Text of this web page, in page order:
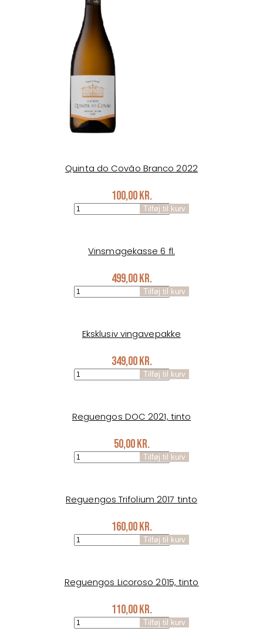
antal
Quinta do Covão Branco 2022
100,00kr.
Quinta
do
2022
Tilføj til kurv
Vinsmagekasse 6 fl.
499,00kr.
Vinsmagekasse
6
Tilføj til kurv
Eksklusiv vingavepakke
349,00kr.
Eksklusiv
vingavepakke
Tilføj til kurv
Reguengos DOC 2021, tinto
50,00kr.
Reguengos
DOC
antal
Tilføj til kurv
Reguengos Trifolium 2017 tinto
160,00kr.
Reguengos
Trifolium
antal
Tilføj til kurv
Reguengos Licoroso 2015, tinto
110,00kr.
Reguengos
Licoroso
Tilføj til kurv